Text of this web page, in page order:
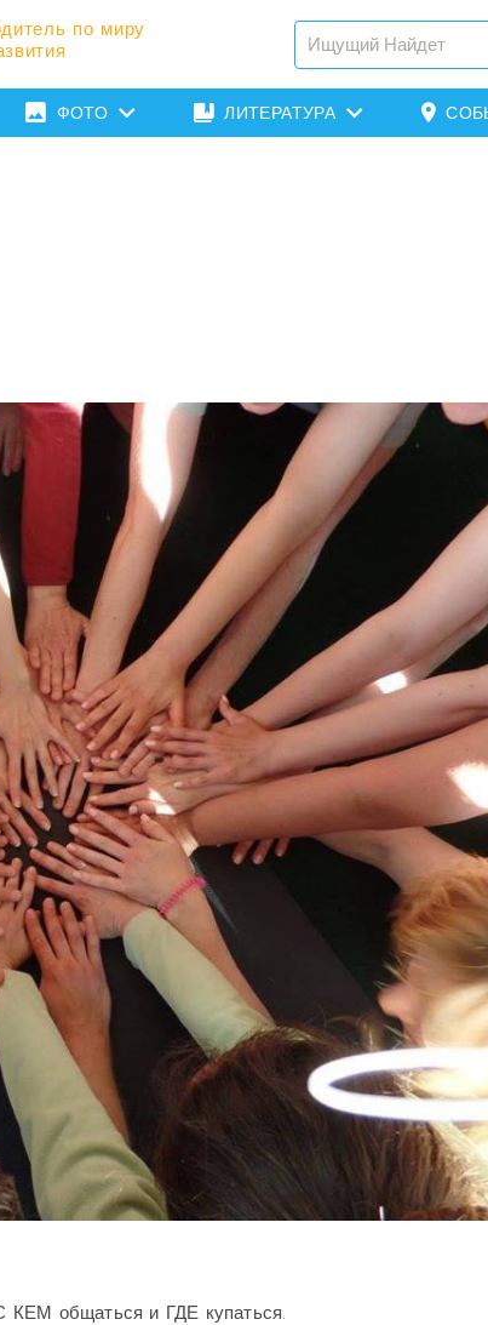
по миру
ФОТО ЛИТЕРАТУРА
КЕМ общаться и ГДЕ купаться.